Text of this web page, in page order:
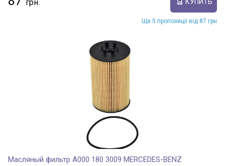
Ще 5 пропозиції від 87 грн
Масляный фильтр A000 180 3009 MERCEDES-BENZ